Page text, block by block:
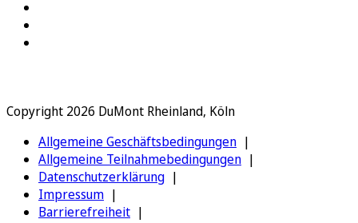
Copyright 2026 DuMont Rheinland, Köln
Allgemeine Geschäftsbedingungen
Allgemeine Teilnahmebedingungen
Datenschutzerklärung
Impressum
Barrierefreiheit